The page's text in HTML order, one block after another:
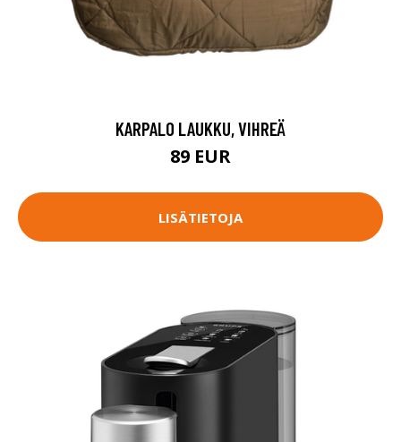
KARPALO LAUKKU, VIHREÄ
89 EUR
LISÄTIETOJA